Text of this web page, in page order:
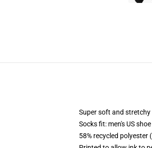
Super soft and
Socks fit: men's US
58% recycled polyester